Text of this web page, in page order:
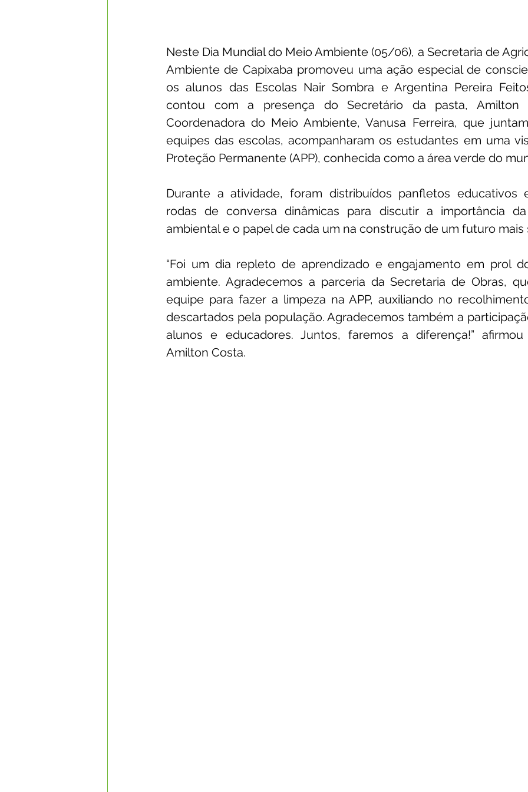
Neste Dia Mundial do Meio Ambiente (05/06), a Secretaria de
Ambiente de Capixaba promoveu uma ação especial de
os alunos das Escolas Nair Sombra e Argentina Pereira
contou com a presença do Secretário da pasta,
Coordenadora do Meio Ambiente, Vanusa Ferreira, que
equipes das escolas, acompanharam os estudantes em uma
Proteção Permanente (APP), conhecida como a área verde do
Durante a atividade, foram distribuídos panfletos educativos
rodas de conversa dinâmicas para discutir a importância
ambiental e o papel de cada um na construção de um futuro
“Foi um dia repleto de aprendizado e engajamento em prol
ambiente. Agradecemos a parceria da Secretaria de Obras,
equipe para fazer a limpeza na APP, auxiliando no
descartados pela população. Agradecemos também a
alunos e educadores. Juntos, faremos a diferença!”
Amilton Costa.